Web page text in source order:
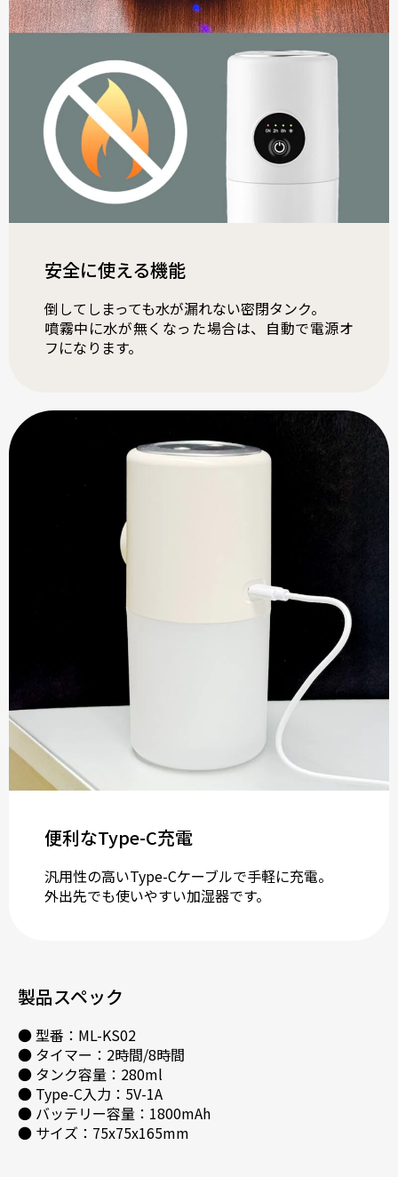
安全に使える機能
倒してしまっても水が漏れない密閉タンク。
噴霧中に水が無くなった場合は、自動で電源オ
フになります。
便利なType-C充電
汎用性の高いType-Cケーブルで手軽に充電。
外出先でも使いやすい加湿器です。
製品スペック
● 型番：ML-KS02
● タイマー：2時間/8時間
● タンク容量：280ml
● Type-C入力：5V-1A
● バッテリー容量：1800mAh
● サイズ：75x75x165mm